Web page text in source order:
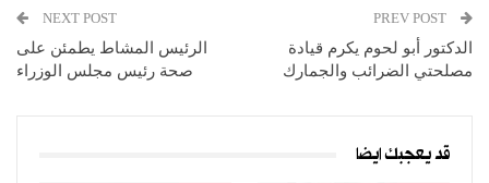
الدكتور أبو لحوم يكرم قيادة
مصلحتي الضرائب والجمارك
NEXT POST
الرئيس المشاط يطمئن على
صحة رئيس مجلس الوزراء
قد يعجبك ايضا